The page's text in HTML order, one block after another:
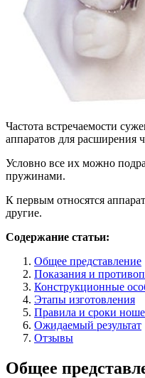
Частота встречаемости
аппаратов для расширения
Условно все их можно
пружинами.
К первым относятся
другие.
Содержание статьи:
Общее представление
Показания и
Конструкционные
Этапы изготовления
Правила и сроки
Ожидаемый результат
Отзывы
Общее